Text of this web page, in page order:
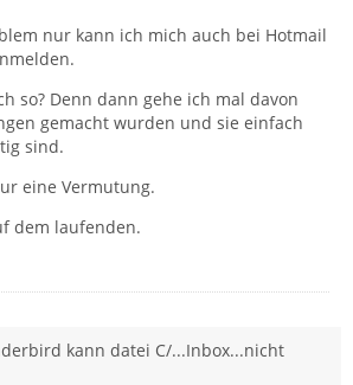
nur kann ich mich auch bei Hotmail
so? Denn dann gehe ich mal davon
gemacht wurden und sie einfach
sind.
eine Vermutung.
dem laufenden.
kann datei C/...Inbox...nicht